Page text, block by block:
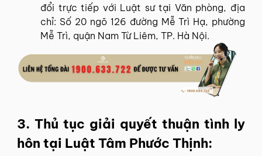
đổi trực tiếp với Luật sư tại Văn phòng, địa
chỉ: Số 20 ngõ 126 đường Mễ Trì Hạ, phường
Mễ Trì, quận Nam Từ Liêm, TP. Hà Nội.
3. Thủ tục giải quyết thuận tình ly
hôn tại Luật Tâm Phước Thịnh: